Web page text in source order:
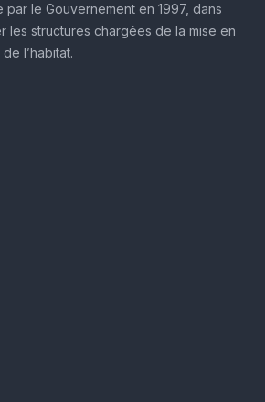
le Gouvernement en 1997, dans
les structures chargées de la mise en
l’habitat.